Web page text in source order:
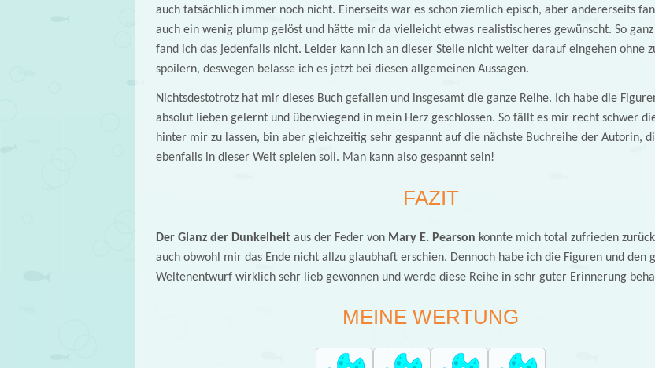
auch tatsächlich immer noch nicht. Einerseits war es schon ziemlich episch, aber andererseits
auch ein wenig plump gelöst und hätte mir da vielleicht etwas realistischeres gewünscht. So
fand ich das jedenfalls nicht. Leider kann ich an dieser Stelle nicht weiter darauf eingehen ohne
spoilern, deswegen belasse ich es jetzt bei diesen allgemeinen Aussagen.
Nichtsdestotrotz hat mir dieses Buch gefallen und insgesamt die ganze Reihe. Ich habe die
absolut lieben gelernt und überwiegend in mein Herz geschlossen. So fällt es mir recht schwer
hinter mir zu lassen, bin aber gleichzeitig sehr gespannt auf die nächste Buchreihe der Autorin,
ebenfalls in dieser Welt spielen soll. Man kann also gespannt sein!
FAZIT
Der Glanz der Dunkelheit aus der Feder von Mary E. Pearson konnte mich total zufrieden
auch obwohl mir das Ende nicht allzu glaubhaft erschien. Dennoch habe ich die Figuren und den
Weltenentwurf wirklich sehr lieb gewonnen und werde diese Reihe in sehr guter Erinnerung
MEINE WERTUNG